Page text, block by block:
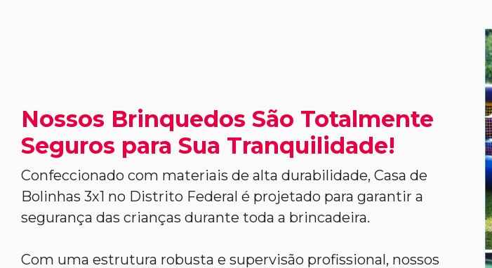
Nossos Brinquedos São Totalmente
Seguros para Sua Tranquilidade!
Confeccionado com materiais de alta durabilidade, Casa de
Bolinhas 3x1 no Distrito Federal é projetado para garantir a
segurança das crianças durante toda a brincadeira.
Com uma estrutura robusta e supervisão profissional, nossos